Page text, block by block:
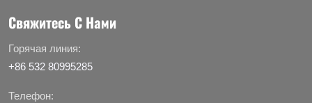
Свяжитесь С Нами
Горячая линия:
+86 532 80995285
Телефон: